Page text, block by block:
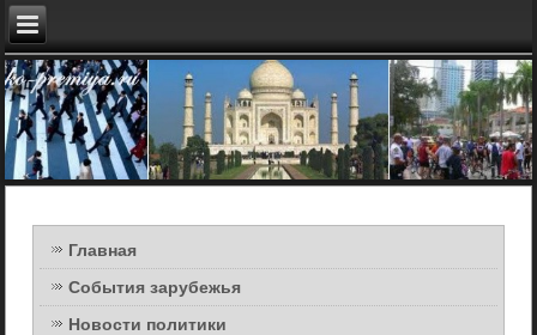
Главная
События зарубежья
Новости политики